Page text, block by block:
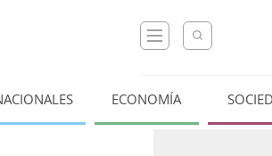
ECONOMÍA